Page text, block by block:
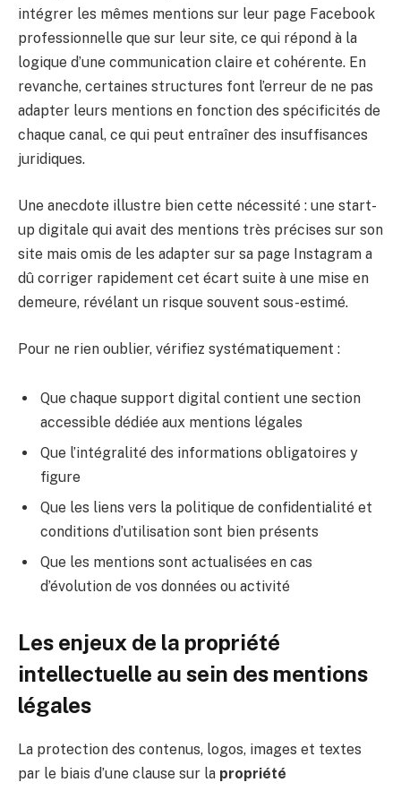
intégrer les mêmes mentions sur leur page Facebook
professionnelle que sur leur site, ce qui répond à la
logique d’une communication claire et cohérente. En
revanche, certaines structures font l’erreur de ne pas
adapter leurs mentions en fonction des spécificités de
chaque canal, ce qui peut entraîner des insuffisances
juridiques.
Une anecdote illustre bien cette nécessité : une start-
up digitale qui avait des mentions très précises sur son
site mais omis de les adapter sur sa page Instagram a
dû corriger rapidement cet écart suite à une mise en
demeure, révélant un risque souvent sous-estimé.
Pour ne rien oublier, vérifiez systématiquement :
Que chaque support digital contient une section
accessible dédiée aux mentions légales
Que l’intégralité des informations obligatoires y
figure
Que les liens vers la politique de confidentialité et
conditions d’utilisation sont bien présents
Que les mentions sont actualisées en cas
d’évolution de vos données ou activité
Les enjeux de la propriété
intellectuelle au sein des mentions
légales
La protection des contenus, logos, images et textes
par le biais d’une clause sur la propriété